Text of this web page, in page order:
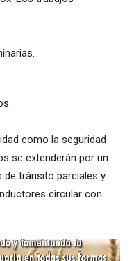
como la seguridad
se extenderán por un
de tránsito parciales y
circular con